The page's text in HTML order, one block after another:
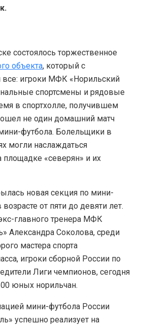
состоялось торжественное
объекта, который с
игроки МФК «Норильский
спортсмены и рядовые
в спортхолле, получившем
не один домашний матч
футбола. Болельщики в
могли наслаждаться
площадке «северян» и их
новая секция по мини-
от пяти до девяти лет.
главного тренера МФК
Александра Соколова, среди
мастера спорта
игроки сборной России по
Лиги чемпионов, сегодня
юных норильчан.
мини-футбола России
успешно реализует на